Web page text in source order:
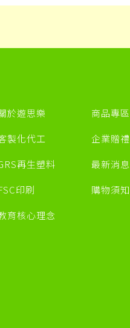
於遊思樂
製化代工
再生塑料
印刷
育核心理念
商品專區
企業贈禮
最新消息
購物須知